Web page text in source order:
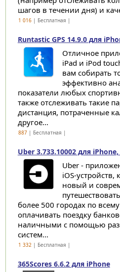
шагов в течении дня) и
1 016| Бесплатная |
Runtastic GPS 14.9.0 для
Отличное
iPad и iPod
вам собирать
эффективно
показатели любых
также отслеживать такие
дистанция, потраченные
другое...
887| Бесплатная |
Uber 3.733.10002 для iPhone,
Uber -
iOS-устройств,
новый и
более 500 городах по
оплачивать поездку
наличными с помощью
систем...
1 332| Бесплатная |
365Scores 6.6.2 для iPhone